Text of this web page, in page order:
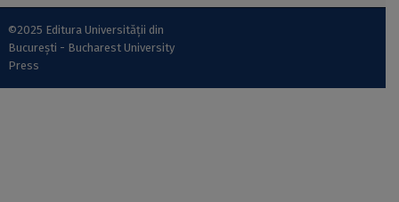
©2025 Editura Universității din
București - Bucharest University
Press